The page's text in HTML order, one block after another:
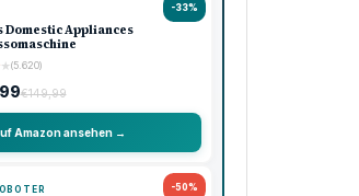
-33%
Domestic Appliances
★(5.620)
€149,99
Amazon ansehen →
-50%